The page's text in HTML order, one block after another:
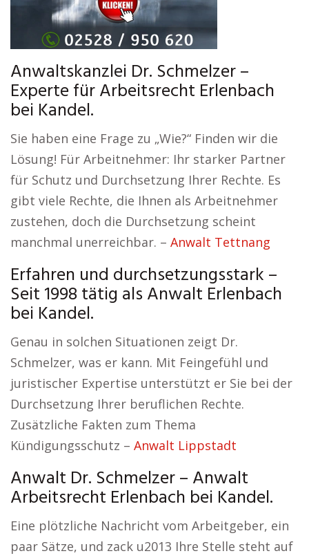
Anwaltskanzlei Dr. Schmelzer –
Experte für Arbeitsrecht Erlenbach
bei Kandel.
Sie haben eine Frage zu „Wie?“ Finden wir die
Lösung! Für Arbeitnehmer: Ihr starker Partner
für Schutz und Durchsetzung Ihrer Rechte. Es
gibt viele Rechte, die Ihnen als Arbeitnehmer
zustehen, doch die Durchsetzung scheint
manchmal unerreichbar. – Anwalt Tettnang
Erfahren und durchsetzungsstark –
Seit 1998 tätig als Anwalt Erlenbach
bei Kandel.
Genau in solchen Situationen zeigt Dr.
Schmelzer, was er kann. Mit Feingefühl und
juristischer Expertise unterstützt er Sie bei der
Durchsetzung Ihrer beruflichen Rechte.
Zusätzliche Fakten zum Thema
Kündigungsschutz – Anwalt Lippstadt
Anwalt Dr. Schmelzer – Anwalt
Arbeitsrecht Erlenbach bei Kandel.
Eine plötzliche Nachricht vom Arbeitgeber, ein
paar Sätze, und zack u2013 Ihre Stelle steht auf